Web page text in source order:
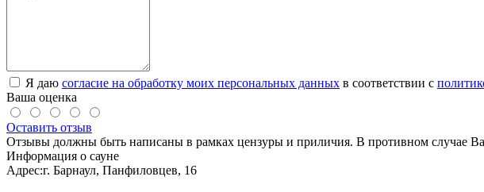
Я даю согласие на обработку моих персональных данных в соответствии с
Ваша оценка
Оставить отзыв
Отзывы должны быть написаны в рамках цензуры и приличия. В противном случае
Информация о сауне
Адрес:г. Барнаул, Панфиловцев, 16